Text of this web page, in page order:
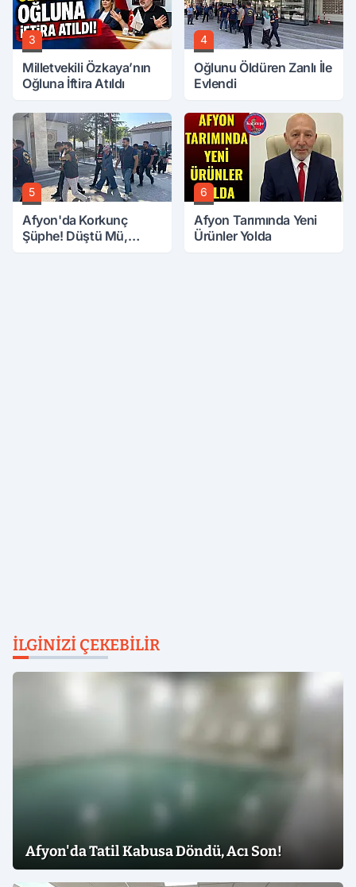
3
Milletvekili Özkaya’nın
Oğluna İftira Atıldı
4
Oğlunu Öldüren Zanlı İle
Evlendi
5
Afyon'da Korkunç
Şüphe! Düştü Mü,
6
Afyon Tarımında Yeni
Ürünler Yolda
İLGINIZI ÇEKEBILIR
Afyon'da Tatil Kabusa Döndü, Acı Son!